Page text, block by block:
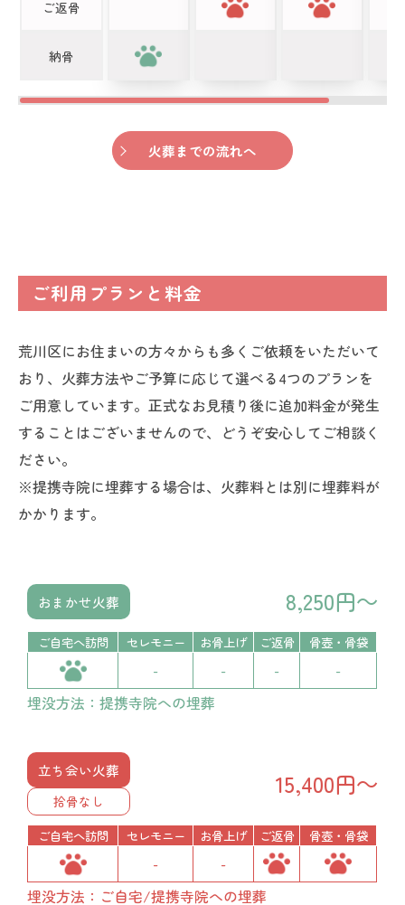
ご返骨
納骨
火葬までの流れへ
ご利用プランと料金
荒川区にお住まいの方々からも多くご依頼をいただいて
おり、火葬方法やご予算に応じて選べる4つのプランを
ご用意しています。正式なお見積り後に追加料金が発生
することはございませんので、どうぞ安心してご相談く
ださい。
※提携寺院に埋葬する場合は、火葬料とは別に埋葬料が
かかります。
おまかせ火葬 8,250円～
ご自宅へ訪問 セレモニー お骨上げ ご返骨
骨壺・骨袋
-
- - -
埋没方法：提携寺院への埋葬
立ち会い火葬
拾骨なし
15,400円～
ご自宅へ訪問 セレモニー お骨上げ ご返骨
骨壺・骨袋
-
-
埋没方法：ご自宅/提携寺院への埋葬